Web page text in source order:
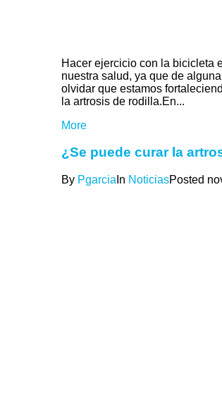
Hacer ejercicio con la bicicleta
nuestra salud, ya que de
olvidar que estamos
la artrosis de rodilla.En...
More
¿Se puede curar la
By Pgarcia In NoticiasPosted